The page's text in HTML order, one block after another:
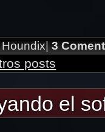
Houndix 3
posts
el